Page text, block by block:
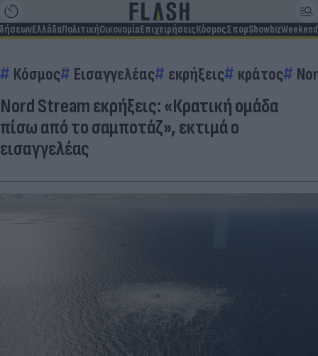
ΕλλάδαΠολιτικήΟικονομίαΕπιχειρήσειςΚόσμοςΣπορShowbizWeekend
Κόσμος Εισαγγελέας εκρήξεις κράτος
Nord Stream εκρήξεις: «Κρατική ομάδα
πίσω από το σαμποτάζ», εκτιμά ο
εισαγγελέας